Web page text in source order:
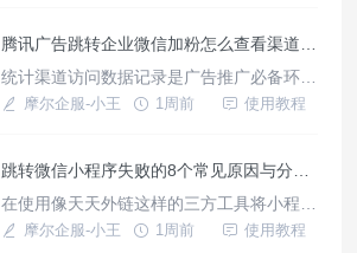
卡片链接，一个平台可生成、管理多种卡片
链接，实时查看访问各类型卡片数据统计。
{小狐卡片制作工具}适配平台使用场景及优
势抖音场景将微信外链
统计渠道访问数据记录是广告推广必备环
节，根据数据可以查看不同广告渠道推广效
据，广告数据深度转化回传上报。支持哪些
数据统计有什么效果？渠道数据：区分不同
广告计划、落地页统计访问、点击、转化数
据，将不同广告渠道具体引流效果量化
摩尔企服-小王 1周前 使用教程
在使用像天天外链这样的三方工具将小程序
转成跳转链接推广使用时，在跳转全流程中
摩尔企服-小王 1周前 使用教程